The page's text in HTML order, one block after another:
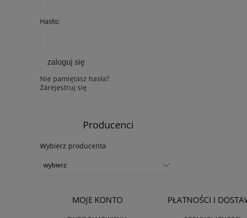
Hasło:
zaloguj się
Nie pamiętasz hasła?
Zarejestruj się
Producenci
Wybierz producenta
MOJE KONTO PŁATNOŚCI I